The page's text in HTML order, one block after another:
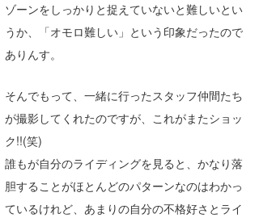
ゾーンをしっかりと捉えていないと難しいとい
うか、「オモロ難しい」という印象だったので
ありんす。
そんでもって、一緒に行ったスタッフ仲間たち
が撮影してくれたのですが、これがまたショッ
ク!!(笑)
誰もが自分のライディングを見ると、かなり落
胆することがほとんどのパターンなのはわかっ
ているけれど、あまりの自分の不格好さとライ
S.K
Soulman
たっちー
ハンマー